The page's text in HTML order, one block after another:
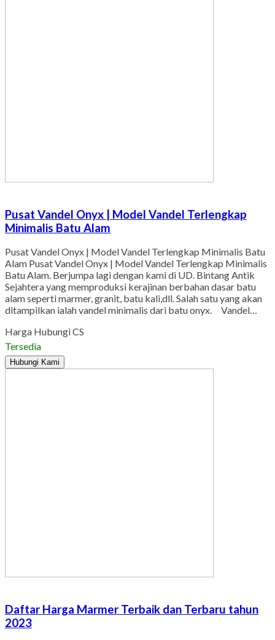
Pusat Vandel Onyx | Model Vandel Terlengkap
Minimalis Batu Alam
Pusat Vandel Onyx | Model Vandel Terlengkap Minimalis Batu
Alam Pusat Vandel Onyx | Model Vandel Terlengkap Minimalis
Batu Alam. Berjumpa lagi dengan kami di UD. Bintang Antik
Sejahtera yang memproduksi kerajinan berbahan dasar batu
alam seperti marmer, granit, batu kali,dll. Salah satu yang akan
ditampilkan ialah vandel minimalis dari batu onyx. Vandel…
Harga Hubungi CS
Tersedia
Hubungi Kami
Daftar Harga Marmer Terbaik dan Terbaru tahun
2023